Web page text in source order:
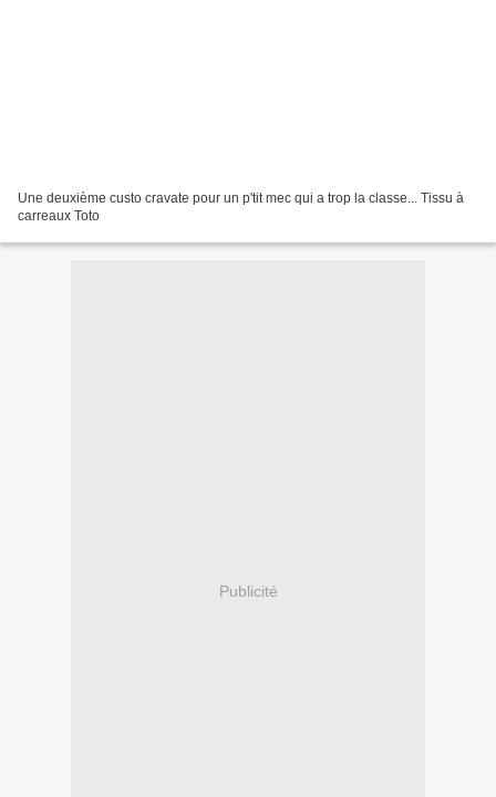
Une deuxième custo cravate pour un p'tit mec qui a trop la classe... Tissu à
carreaux Toto
Publicité